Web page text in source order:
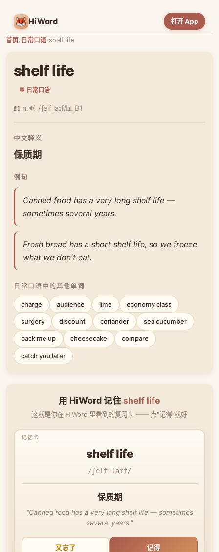
HiWord 打开 App
首页› 日常口语›shelf life
shelf life
💬 日常口语
📖 n.🔊 /ʃelf laɪf/📊 B1
中文释义
保质期
例句
Canned food has a very long shelf life —
sometimes several years.
Fresh bread has a short shelf life, so we freeze
what we don't eat.
日常口语中的其他单词
charge audience lime economy class
surgery discount coriander sea cucumber
back me up cheesecake compare
catch you later
用 HiWord 记住shelf life
这就是你在 HiWord 里看到的复习卡 —— 点"记得"就好
shelf life
/ʃelf laɪf/
保质期
"Canned food has a very long shelf life — sometimes
several years."
又忘了 记得